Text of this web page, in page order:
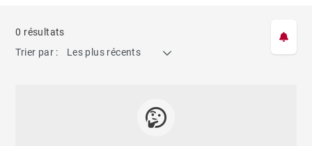
0 résultats
Trier par :
Les plus récents